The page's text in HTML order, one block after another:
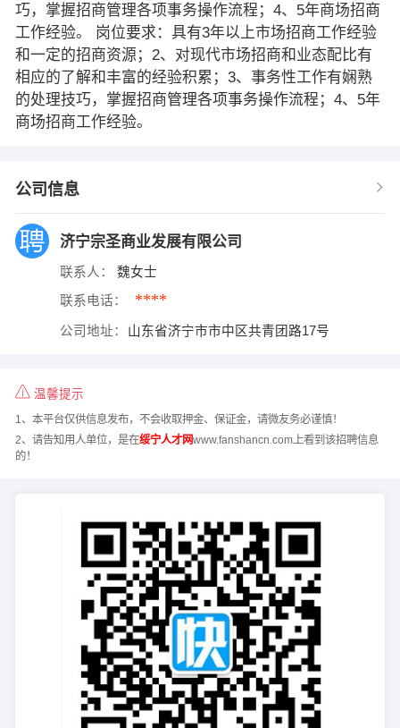
巧，掌握招商管理各项事务操作流程；4、5年商场招商
工作经验。 岗位要求：具有3年以上市场招商工作经验
和一定的招商资源；2、对现代市场招商和业态配比有
相应的了解和丰富的经验积累；3、事务性工作有娴熟
的处理技巧，掌握招商管理各项事务操作流程；4、5年
商场招商工作经验。
公司信息
济宁宗圣商业发展有限公司
联系人： 魏女士
联系电话： ****
公司地址： 山东省济宁市市中区共青团路17号
温馨提示
1、本平台仅供信息发布，不会收取押金、保证金，请微友务必谨慎！
2、请告知用人单位，是在绥宁人才网www.fanshancn.com上看到该招聘信息
的！